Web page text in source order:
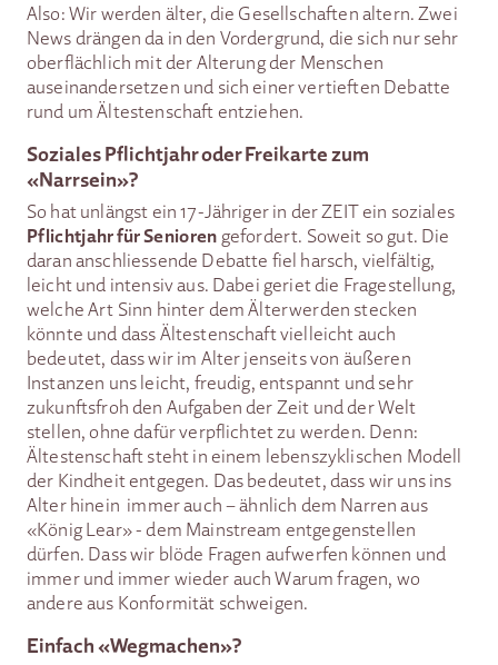
Also: Wir werden älter, die Gesellschaften altern. Zwei
News drängen da in den Vordergrund, die sich nur sehr
oberflächlich mit der Alterung der Menschen
auseinandersetzen und sich einer vertieften Debatte
rund um Ältestenschaft entziehen.
Soziales Pflichtjahr oder Freikarte zum
«Narrsein»?
So hat unlängst ein 17-Jähriger in der ZEIT ein soziales
Pflichtjahr für Senioren gefordert. Soweit so gut. Die
daran anschliessende Debatte fiel harsch, vielfältig,
leicht und intensiv aus. Dabei geriet die Fragestellung,
welche Art Sinn hinter dem Älterwerden stecken
könnte und dass Ältestenschaft vielleicht auch
bedeutet, dass wir im Alter jenseits von äußeren
Instanzen uns leicht, freudig, entspannt und sehr
zukunftsfroh den Aufgaben der Zeit und der Welt
stellen, ohne dafür verpflichtet zu werden. Denn:
Ältestenschaft steht in einem lebenszyklischen Modell
der Kindheit entgegen. Das bedeutet, dass wir uns ins
Alter hinein immer auch – ähnlich dem Narren aus
«König Lear» - dem Mainstream entgegenstellen
dürfen. Dass wir blöde Fragen aufwerfen können und
immer und immer wieder auch Warum fragen, wo
andere aus Konformität schweigen.
Einfach «Wegmachen»?